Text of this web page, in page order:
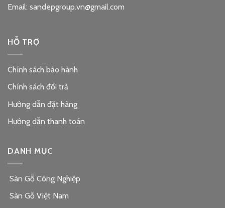
Email: sandepgroup.vn@gmail.com
HỖ TRỢ
Chính sách bảo hành
Chính sách đổi trả
Hướng dẫn đặt hàng
Hướng dẫn thanh toán
DANH MỤC
Sàn Gỗ Công Nghiệp
Sàn Gỗ Việt Nam